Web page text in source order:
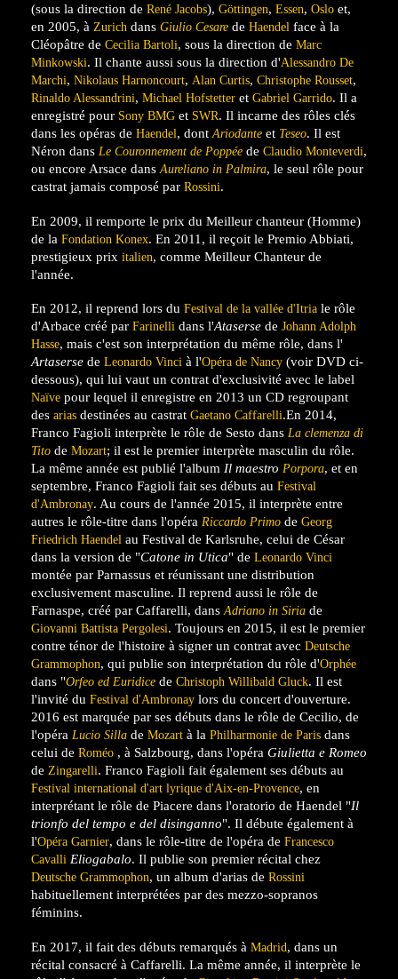
(sous la direction de René Jacobs), Göttingen, Essen, Oslo et,
en 2005, à Zurich dans Giulio Cesare de Haendel face à la
Cléopâtre de Cecilia Bartoli, sous la direction de Marc
Minkowski. Il chante aussi sous la direction d'Alessandro De
Marchi, Nikolaus Harnoncourt, Alan Curtis, Christophe Rousset,
Rinaldo Alessandrini, Michael Hofstetter et Gabriel Garrido. Il a
enregistré pour Sony BMG et SWR. Il incarne des rôles clés
dans les opéras de Haendel, dont Ariodante et Teseo. Il est
Néron dans Le Couronnement de Poppée de Claudio Monteverdi,
ou encore Arsace dans Aureliano in Palmira, le seul rôle pour
castrat jamais composé par Rossini.
En 2009, il remporte le prix du Meilleur chanteur (Homme)
de la Fondation Konex. En 2011, il reçoit le Premio Abbiati,
prestigieux prix italien, comme Meilleur Chanteur de
l'année.
En 2012, il reprend lors du Festival de la vallée d'Itria le rôle
d'Arbace créé par Farinelli dans l'Ataserse de Johann Adolph
Hasse, mais c'est son interprétation du même rôle, dans l'
Artaserse de Leonardo Vinci à l'Opéra de Nancy (voir DVD ci-
dessous), qui lui vaut un contrat d'exclusivité avec le label
Naïve pour lequel il enregistre en 2013 un CD regroupant
des arias destinées au castrat Gaetano Caffarelli.En 2014,
Franco Fagioli interprète le rôle de Sesto dans La clemenza di
Tito de Mozart; il est le premier interprète masculin du rôle.
La même année est publié l'album Il maestro Porpora, et en
septembre, Franco Fagioli fait ses débuts au Festival
d'Ambronay. Au cours de l'année 2015, il interprète entre
autres le rôle-titre dans l'opéra Riccardo Primo de Georg
Friedrich Haendel au Festival de Karlsruhe, celui de César
dans la version de "Catone in Utica" de Leonardo Vinci
montée par Parnassus et réunissant une distribution
exclusivement masculine. Il reprend aussi le rôle de
Farnaspe, créé par Caffarelli, dans Adriano in Siria de
Giovanni Battista Pergolesi. Toujours en 2015, il est le premier
contre ténor de l'histoire à signer un contrat avec Deutsche
Grammophon, qui publie son interprétation du rôle d'Orphée
dans "Orfeo ed Euridice de Christoph Willibald Gluck. Il est
l'invité du Festival d'Ambronay lors du concert d'ouverture.
2016 est marquée par ses débuts dans le rôle de Cecilio, de
l'opéra Lucio Silla de Mozart à la Philharmonie de Paris dans
celui de Roméo , à Salzbourg, dans l'opéra Giulietta e Romeo
de Zingarelli. Franco Fagioli fait également ses débuts au
Festival international d'art lyrique d'Aix-en-Provence, en
interprétant le rôle de Piacere dans l'oratorio de Haendel "Il
trionfo del tempo e del disinganno". Il débute également à
l'Opéra Garnier, dans le rôle-titre de l'opéra de Francesco
Cavalli Eliogabalo. Il publie son premier récital chez
Deutsche Grammophon, un album d'arias de Rossini
habituellement interprétées par des mezzo-sopranos
féminins.
En 2017, il fait des débuts remarqués à Madrid, dans un
récital consacré à Caffarelli. La même année, il interprète le